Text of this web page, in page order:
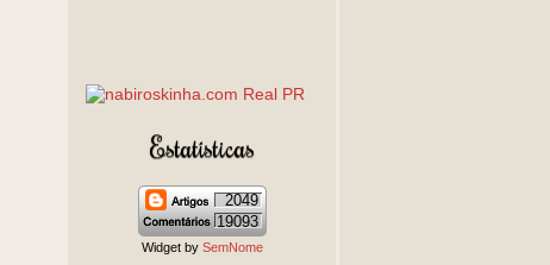
Estatísticas
2049
19093
Widget by SemNome